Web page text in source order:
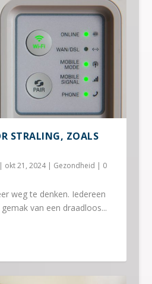
STRALING, ZOALS
okt 21, 2024| Gezondheid | 0
weg te denken. Iedereen
van een draadloos...